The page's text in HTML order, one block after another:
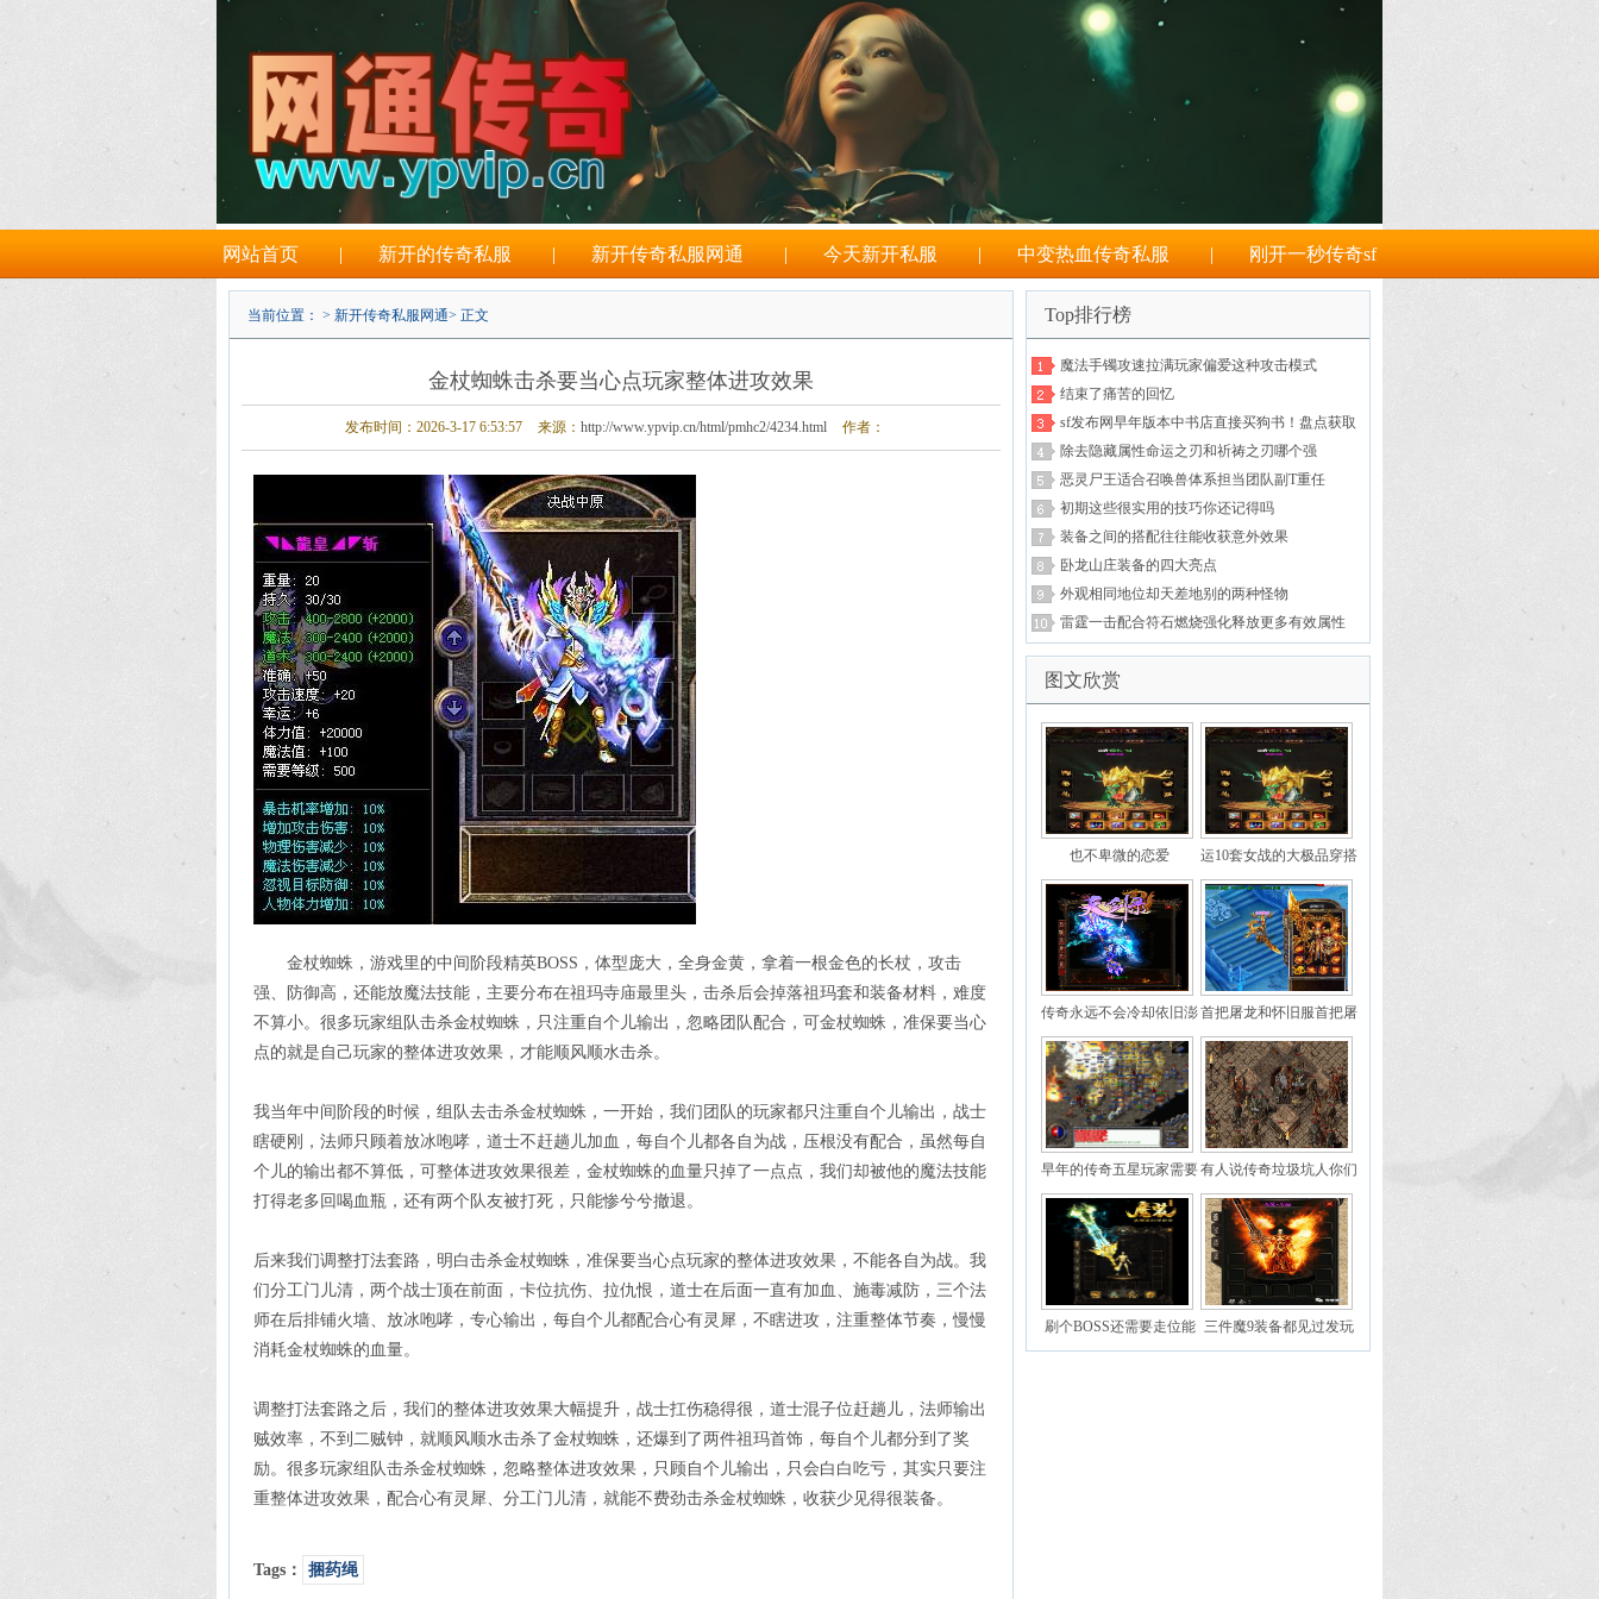
网站首页 | 新开的传奇私服 | 新开传奇私服网通 | 今天新开私服 | 中变热血传奇私服 | 刚开一秒传奇sf
当前位置： > 新开传奇私服网通> 正文
金杖蜘蛛击杀要当心点玩家整体进攻效果
发布时间：2026-3-17 6:53:57 来源： http://www.ypvip.cn/html/pmhc2/4234.html 作者：
金杖蜘蛛，游戏里的中间阶段精英BOSS，体型庞大，全身金黄，拿着一根金色的长杖，攻击
强、防御高，还能放魔法技能，主要分布在祖玛寺庙最里头，击杀后会掉落祖玛套和装备材料，难度
不算小。很多玩家组队击杀金杖蜘蛛，只注重自个儿输出，忽略团队配合，可金杖蜘蛛，准保要当心
点的就是自己玩家的整体进攻效果，才能顺风顺水击杀。
我当年中间阶段的时候，组队去击杀金杖蜘蛛，一开始，我们团队的玩家都只注重自个儿输出，战士
瞎硬刚，法师只顾着放冰咆哮，道士不赶趟儿加血，每自个儿都各自为战，压根没有配合，虽然每自
个儿的输出都不算低，可整体进攻效果很差，金杖蜘蛛的血量只掉了一点点，我们却被他的魔法技能
打得老多回喝血瓶，还有两个队友被打死，只能惨兮兮撤退。
后来我们调整打法套路，明白击杀金杖蜘蛛，准保要当心点玩家的整体进攻效果，不能各自为战。我
们分工门儿清，两个战士顶在前面，卡位抗伤、拉仇恨，道士在后面一直有加血、施毒减防，三个法
师在后排铺火墙、放冰咆哮，专心输出，每自个儿都配合心有灵犀，不瞎进攻，注重整体节奏，慢慢
消耗金杖蜘蛛的血量。
调整打法套路之后，我们的整体进攻效果大幅提升，战士扛伤稳得很，道士混子位赶趟儿，法师输出
贼效率，不到二贼钟，就顺风顺水击杀了金杖蜘蛛，还爆到了两件祖玛首饰，每自个儿都分到了奖
励。很多玩家组队击杀金杖蜘蛛，忽略整体进攻效果，只顾自个儿输出，只会白白吃亏，其实只要注
重整体进攻效果，配合心有灵犀、分工门儿清，就能不费劲击杀金杖蜘蛛，收获少见得很装备。
Tags： 捆药绳
Top排行榜
魔法手镯攻速拉满玩家偏爱这种攻击模式
结束了痛苦的回忆
sf发布网早年版本中书店直接买狗书！盘点获取
技能书的四个阶段
除去隐藏属性命运之刃和祈祷之刃哪个强
恶灵尸王适合召唤兽体系担当团队副T重任
初期这些很实用的技巧你还记得吗
装备之间的搭配往往能收获意外效果
卧龙山庄装备的四大亮点
外观相同地位却天差地别的两种怪物
雷霆一击配合符石燃烧强化释放更多有效属性
图文欣赏
也不卑微的恋爱 运10套女战的大极品穿搭
传奇永远不会冷却依旧澎
湃
首把屠龙和怀旧服首把屠
龙的来历和结局
早年的传奇五星玩家需要
满足什么条件
有人说传奇垃圾坑人你们
经历过那个年代吗
刷个BOSS还需要走位能
硬撸的才是大佬
三件魔9装备都见过发玩
家极少